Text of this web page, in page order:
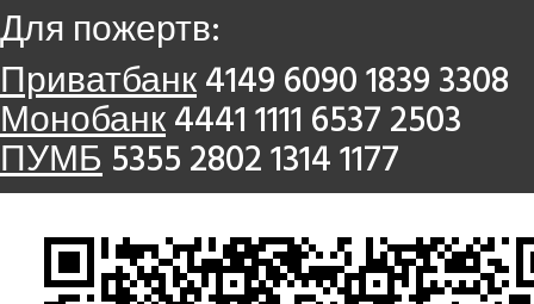
Для пожертв:
Приватбанк4149 6090 1839 3308
Монобанк4441 1111 6537 2503
ПУМБ5355 2802 1314 1177